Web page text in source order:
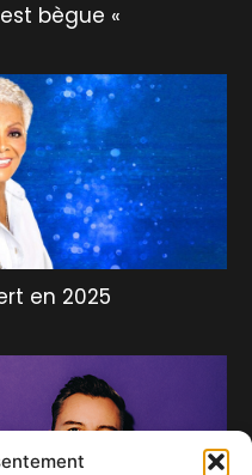
bègue «
en 2025